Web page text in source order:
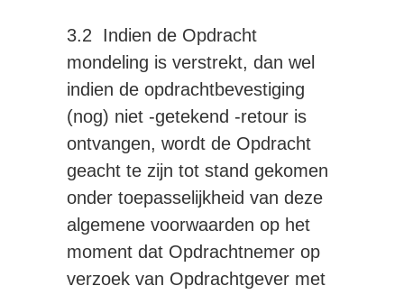
3.2 Indien de Opdracht
mondeling is verstrekt, dan wel
indien de opdrachtbevestiging
(nog) niet -getekend -retour is
ontvangen, wordt de Opdracht
geacht te zijn tot stand gekomen
onder toepasselijkheid van deze
algemene voorwaarden op het
moment dat Opdrachtnemer op
verzoek van Opdrachtgever met